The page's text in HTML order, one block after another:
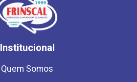
Institucional
Quem Somos